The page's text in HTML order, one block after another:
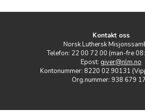
Kontakt oss
Norsk Luthersk
Telefon: 22 00 72 00 (man-fre
Epost: giver@nlm.no
Kontonummer: 8220 02 90131
Org.nummer: 938 679